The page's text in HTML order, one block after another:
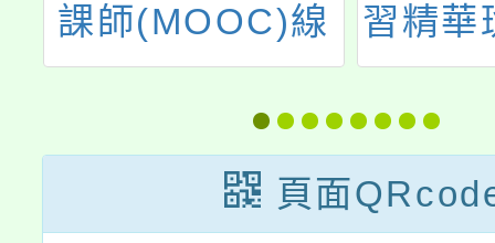
課師(MOOC)線
上課程「農產品
百變處理與加
工」
習精華
頁面